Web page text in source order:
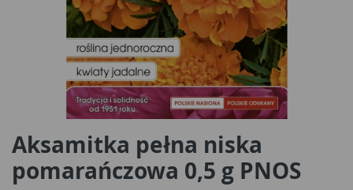
Aksamitka pełna niska
pomarańczowa 0,5 g PNOS